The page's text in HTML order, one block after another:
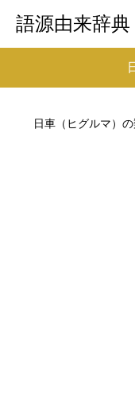
語源由来辞典
日車（ヒグルマ）